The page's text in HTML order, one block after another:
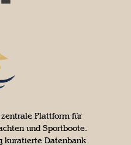
Plattform für
und Sportboote.
kuratierte Datenbank